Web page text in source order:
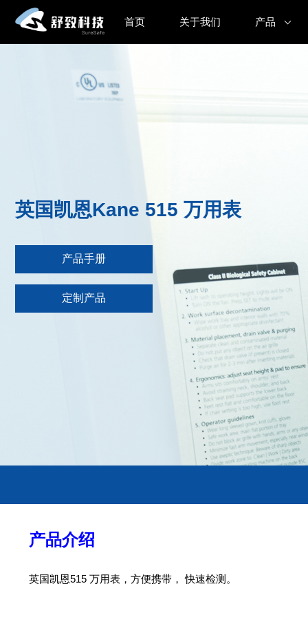
首页 关于我们 产品
英国凯恩Kane 515 万用表
产品手册
定制产品
产品介绍
英国凯恩515 万用表，方便携带， 快速检测。